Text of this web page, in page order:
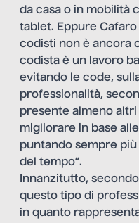
da casa o in mobilità
tablet. Eppure
codisti non è ancora
codista è un lavoro
evitando le code,
professionalità,
presente almeno
migliorare in base
puntando sempre
del tempo”.
Innanzitutto,
questo tipo di
in quanto